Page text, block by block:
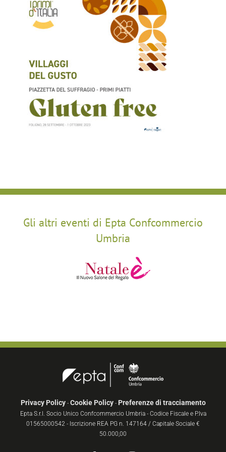
Gli altri eventi di Epta Confcommercio
Umbria
Privacy Policy- Cookie Policy- Preferenze di tracciamento
Epta S.r.l. Socio Unico Confcommercio Umbria - Codice Fiscale e P.Iva
01565000542 - Iscrizione REA PG n. 147164 / Capitale Sociale €
50.000,00